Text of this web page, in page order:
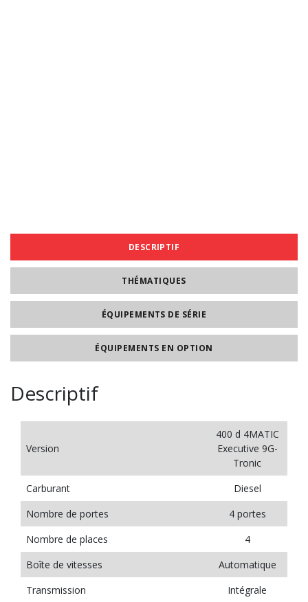
DESCRIPTIF
THÉMATIQUES
ÉQUIPEMENTS DE SÉRIE
ÉQUIPEMENTS EN OPTION
Descriptif
Version
400 d 4MATIC
Executive 9G-
Tronic
Carburant
Diesel
Nombre de portes
4 portes
Nombre de places
4
Boîte de vitesses
Automatique
Transmission
Intégrale